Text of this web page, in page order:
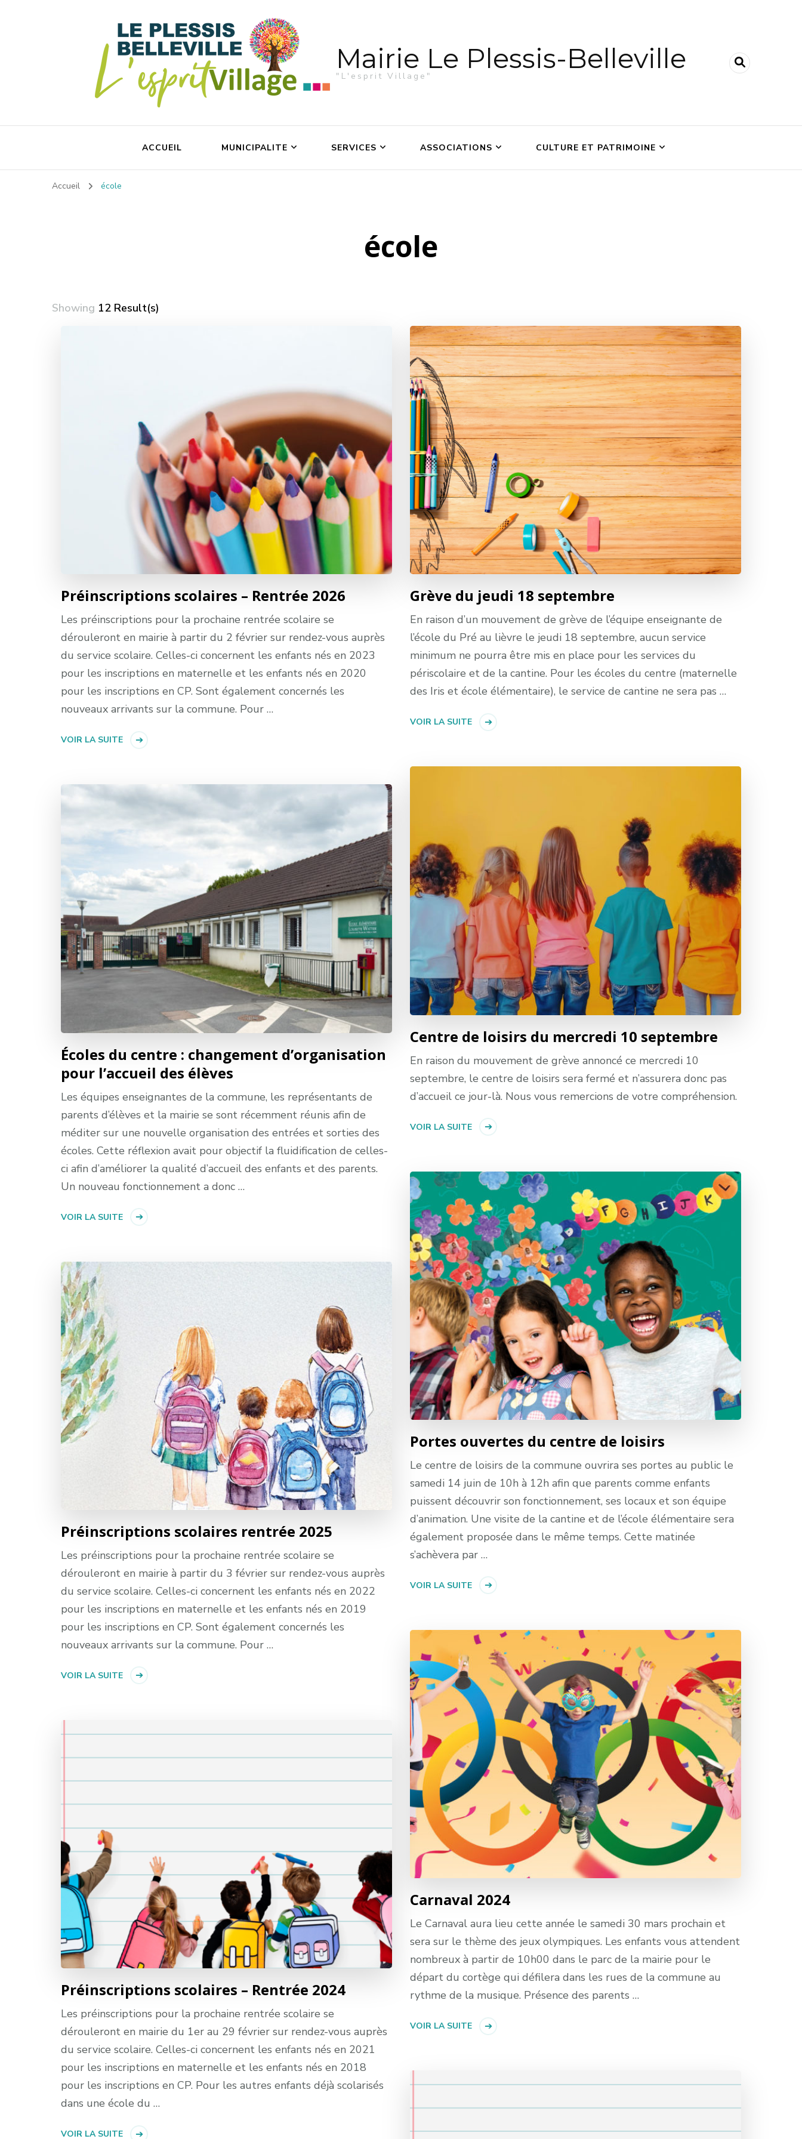
Mairie Le Plessis-Belleville
"L'esprit Village"
ACCUEIL MUNICIPALITE SERVICES ASSOCIATIONS CULTURE ET PATRIMOINE
Accueil école
école
Showing 12 Result(s)
Préinscriptions scolaires – Rentrée 2026
Les préinscriptions pour la prochaine rentrée scolaire se
dérouleront en mairie à partir du 2 février sur rendez-vous auprès
du service scolaire. Celles-ci concernent les enfants nés en 2023
pour les inscriptions en maternelle et les enfants nés en 2020
pour les inscriptions en CP. Sont également concernés les
nouveaux arrivants sur la commune. Pour …
VOIR LA SUITE
Grève du jeudi 18 septembre
En raison d’un mouvement de grève de l’équipe enseignante de
l’école du Pré au lièvre le jeudi 18 septembre, aucun service
minimum ne pourra être mis en place pour les services du
périscolaire et de la cantine. Pour les écoles du centre (maternelle
des Iris et école élémentaire), le service de cantine ne sera pas …
VOIR LA SUITE
Centre de loisirs du mercredi 10 septembre
En raison du mouvement de grève annoncé ce mercredi 10
septembre, le centre de loisirs sera fermé et n’assurera donc pas
d’accueil ce jour-là. Nous vous remercions de votre compréhension.
VOIR LA SUITE
Écoles du centre : changement d’organisation
pour l’accueil des élèves
Les équipes enseignantes de la commune, les représentants de
parents d’élèves et la mairie se sont récemment réunis afin de
méditer sur une nouvelle organisation des entrées et sorties des
écoles. Cette réflexion avait pour objectif la fluidification de celles-
ci afin d’améliorer la qualité d’accueil des enfants et des parents.
Un nouveau fonctionnement a donc …
VOIR LA SUITE
Portes ouvertes du centre de loisirs
Le centre de loisirs de la commune ouvrira ses portes au public le
samedi 14 juin de 10h à 12h afin que parents comme enfants
puissent découvrir son fonctionnement, ses locaux et son équipe
d’animation. Une visite de la cantine et de l’école élémentaire sera
également proposée dans le même temps. Cette matinée
s’achèvera par …
VOIR LA SUITE
Préinscriptions scolaires rentrée 2025
Les préinscriptions pour la prochaine rentrée scolaire se
dérouleront en mairie à partir du 3 février sur rendez-vous auprès
du service scolaire. Celles-ci concernent les enfants nés en 2022
pour les inscriptions en maternelle et les enfants nés en 2019
pour les inscriptions en CP. Sont également concernés les
nouveaux arrivants sur la commune. Pour …
VOIR LA SUITE
Carnaval 2024
Le Carnaval aura lieu cette année le samedi 30 mars prochain et
sera sur le thème des jeux olympiques. Les enfants vous attendent
nombreux à partir de 10h00 dans le parc de la mairie pour le
départ du cortège qui défilera dans les rues de la commune au
rythme de la musique. Présence des parents …
VOIR LA SUITE
Préinscriptions scolaires – Rentrée 2024
Les préinscriptions pour la prochaine rentrée scolaire se
dérouleront en mairie du 1er au 29 février sur rendez-vous auprès
du service scolaire. Celles-ci concernent les enfants nés en 2021
pour les inscriptions en maternelle et les enfants nés en 2018
pour les inscriptions en CP. Pour les autres enfants déjà scolarisés
dans une école du …
VOIR LA SUITE